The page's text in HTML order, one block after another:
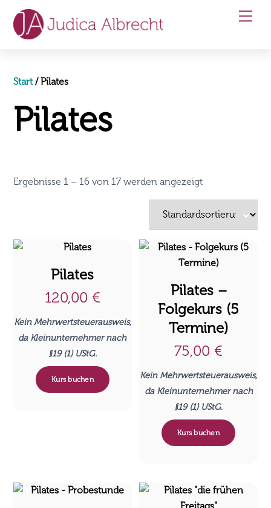
content
Start/ Pilates
Pilates
Ergebnisse 1 – 16 von 17 werden angezeigt
Pilates
120,00 €
Kein Mehrwertsteuerausweis,
da Kleinunternehmer nach
§19 (1) UStG.
Kurs buchen
Pilates –
Folgekurs (5
Termine)
75,00 €
Kein Mehrwertsteuerausweis,
da Kleinunternehmer nach
§19 (1) UStG.
Kurs buchen